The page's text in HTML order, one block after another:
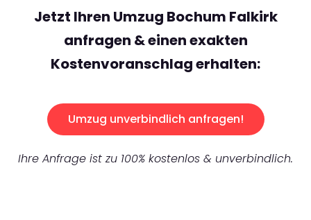
Jetzt Ihren Umzug Bochum Falkirk
anfragen & einen exakten
Kostenvoranschlag erhalten:
Umzug unverbindlich anfragen!
Ihre Anfrage ist zu 100% kostenlos & unverbindlich.